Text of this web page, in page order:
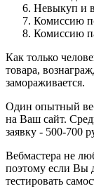
Невыкуп и
Комиссию
Комиссию
Как только
товара,
замораживается.
Один опытный
на Ваш сайт.
заявку - 500-700
Вебмастера не
поэтому если Вы
тестировать